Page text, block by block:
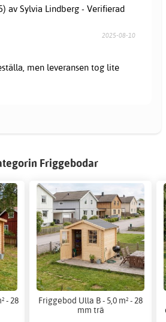
av Sylvia Lindberg - Verifierad
2025-08-10
men leveransen tog lite
Friggebodar
- 28
Friggebod Ulla B - 5,0 m² - 28
mm trä